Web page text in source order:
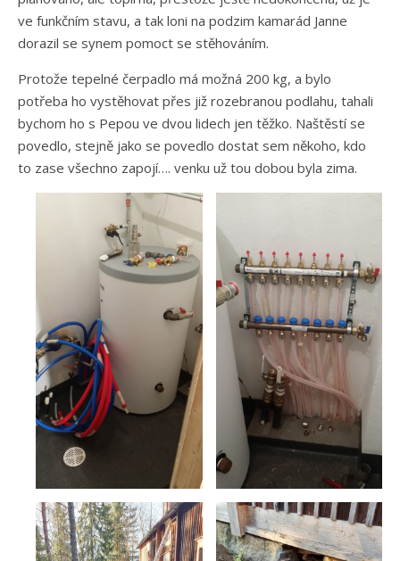
ve funkčním stavu, a tak loni na podzim kamarád Janne
dorazil se synem pomoct se stěhováním.
Protože tepelné čerpadlo má možná 200 kg, a bylo
potřeba ho vystěhovat přes již rozebranou podlahu, tahali
bychom ho s Pepou ve dvou lidech jen těžko. Naštěstí se
povedlo, stejně jako se povedlo dostat sem někoho, kdo
to zase všechno zapojí…. venku už tou dobou byla zima.